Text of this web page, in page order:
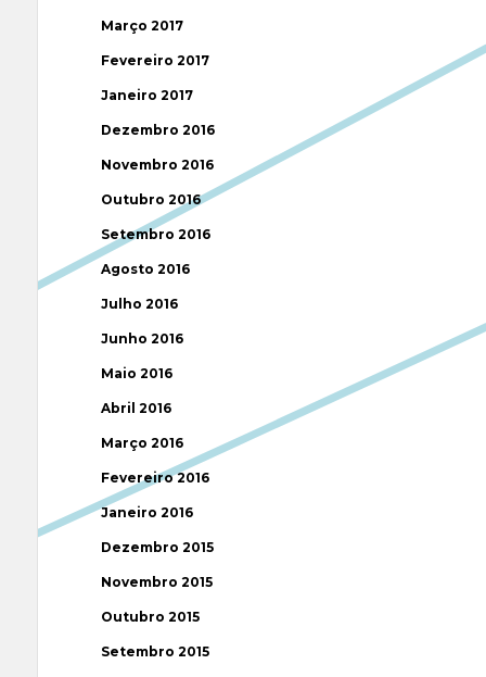
Março 2017
Fevereiro 2017
Janeiro 2017
Dezembro 2016
Novembro 2016
Outubro 2016
Setembro 2016
Agosto 2016
Julho 2016
Junho 2016
Maio 2016
Abril 2016
Março 2016
Fevereiro 2016
Janeiro 2016
Dezembro 2015
Novembro 2015
Outubro 2015
Setembro 2015